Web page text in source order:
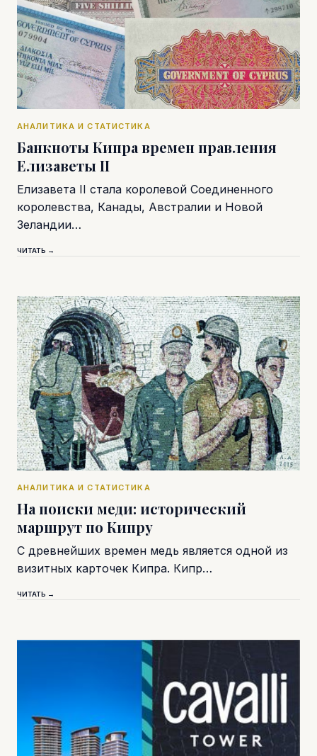
АНАЛИТИКА И СТАТИСТИКА
Банкноты Кипра времен правления
Елизаветы II
Елизавета II стала королевой Соединенного
королевства, Канады, Австралии и Новой
Зеландии…
ЧИТАТЬ →
АНАЛИТИКА И СТАТИСТИКА
На поиски меди: исторический
маршрут по Кипру
С древнейших времен медь является одной из
визитных карточек Кипра. Кипр…
ЧИТАТЬ →